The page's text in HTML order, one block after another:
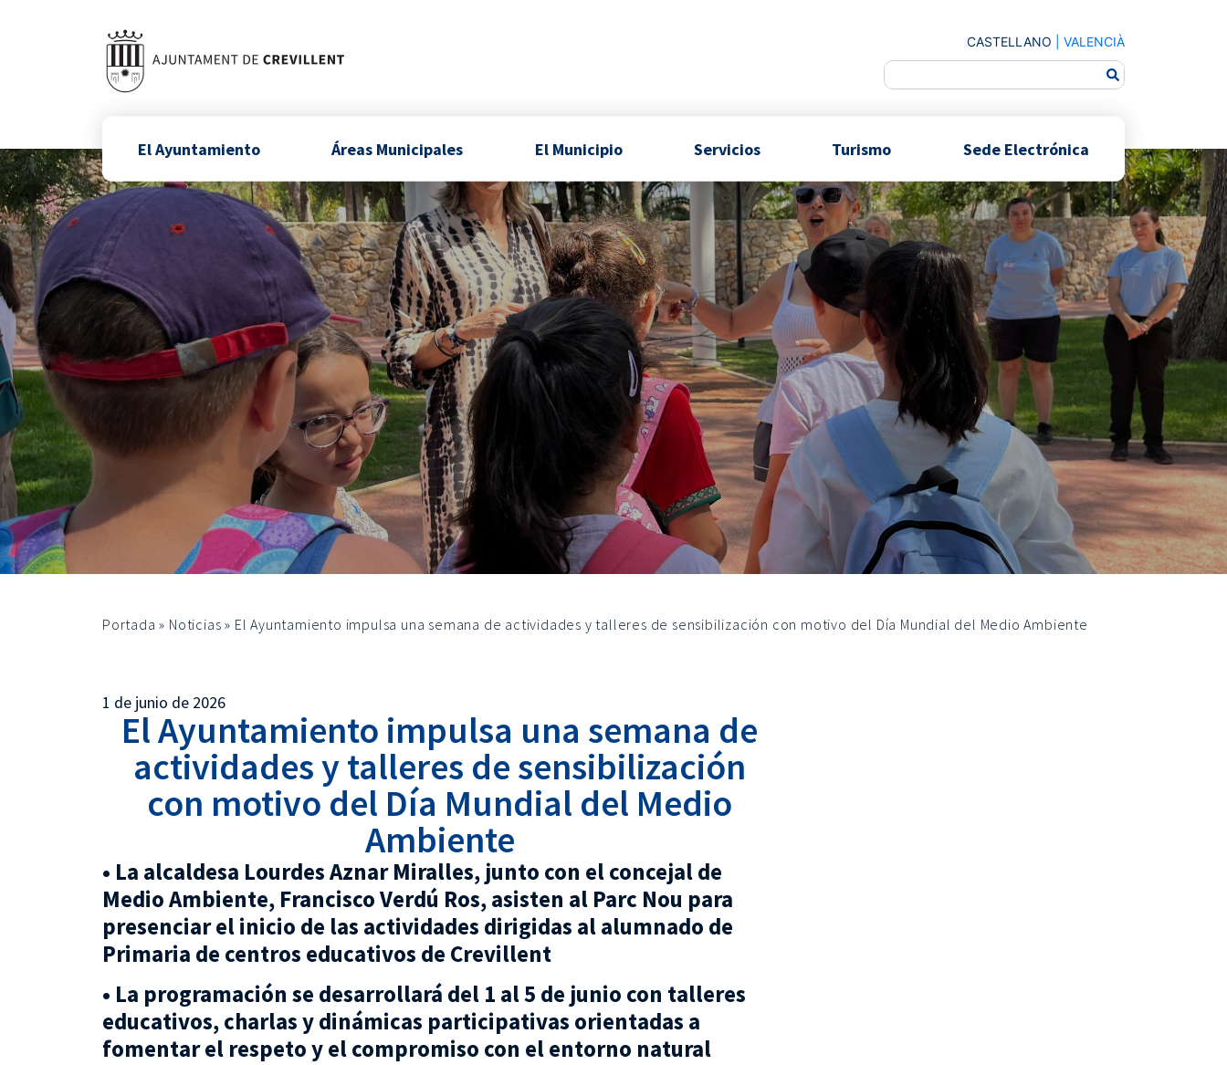
CASTELLANO VALENCIÀ
El Ayuntamiento Áreas Municipales El Municipio Servicios Turismo Sede Electrónica
Portada » Noticias » El Ayuntamiento impulsa una semana de actividades y talleres de sensibilización con motivo del Día Mundial del Medio Ambiente
1 de junio de 2026
El Ayuntamiento impulsa una semana de
actividades y talleres de sensibilización
con motivo del Día Mundial del Medio
Ambiente
• La alcaldesa Lourdes Aznar Miralles, junto con el concejal de
Medio Ambiente, Francisco Verdú Ros, asisten al Parc Nou para
presenciar el inicio de las actividades dirigidas al alumnado de
Primaria de centros educativos de Crevillent
• La programación se desarrollará del 1 al 5 de junio con talleres
educativos, charlas y dinámicas participativas orientadas a
fomentar el respeto y el compromiso con el entorno natural